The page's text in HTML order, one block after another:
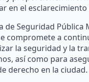
en el esclarecimiento
de Seguridad Pública
compromete a
la seguridad y la
así como para
derecho en la ciudad.